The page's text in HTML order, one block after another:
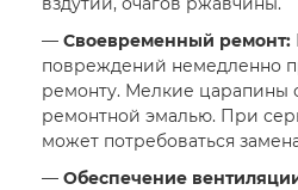
— Своевременный ремонт:
повреждений немедленно
ремонту. Мелкие царапины
ремонтной эмалью. При
может потребоваться
— Обеспечение